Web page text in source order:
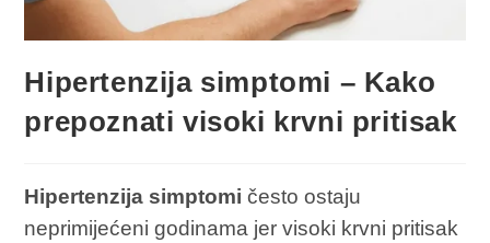
Hipertenzija simptomi – Kako
prepoznati visoki krvni pritisak
Hipertenzija simptomi često ostaju
neprimijećeni godinama jer visoki krvni pritisak